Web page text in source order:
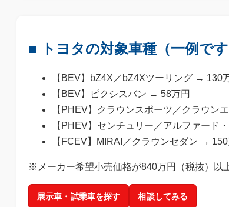
■ トヨタの対象車種（一例です
【BEV】bZ4X／bZ4Xツーリング → 130
【BEV】ピクシスバン → 58万円
【PHEV】クラウンスポーツ／クラウン
【PHEV】センチュリー／アルファード
【FCEV】MIRAI／クラウンセダン → 150
※メーカー希望小売価格が840万円（税抜）以
展示車・試乗車を探す 相談してみる